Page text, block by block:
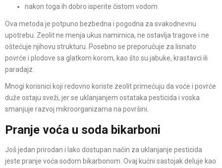
nakon toga ih dobro isperite čistom vodom
Ova metoda je potpuno bezbedna i pogodna za svakodnevnu
upotrebu. Zeolit ne menja ukus namirnica, ne ostavlja tragove i ne
oštećuje njihovu strukturu. Posebno se preporučuje za lisnato
povrće i plodove sa glatkom korom, kao što su jabuke, krastavci ili
paradajz.
Mnogi korisnici koji redovno koriste zeolit primećuju da voće i povrće
duže ostaju sveži, jer se uklanjanjem ostataka pesticida i voska
smanjuje razvoj mikroorganizama na površini.
Pranje voća u soda bikarboni
Još jedan prirodan i lako dostupan način za uklanjanje pesticida
jeste pranje voća sodom bikarbonom. Ovaj kućni sastojak deluje kao